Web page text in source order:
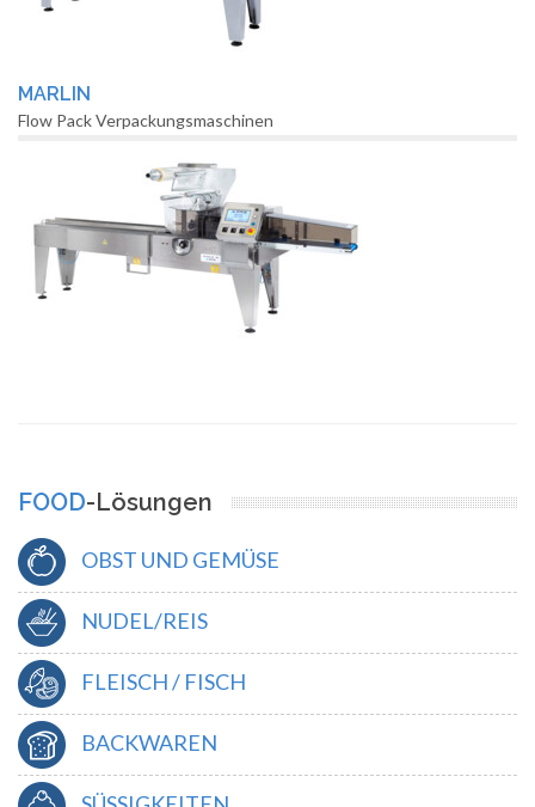
MARLIN
Flow Pack Verpackungsmaschinen
FOOD-Lösungen
OBST UND GEMÜSE
NUDEL/REIS
FLEISCH / FISCH
BACKWAREN